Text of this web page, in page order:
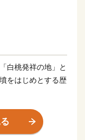
白桃発祥の地」と
をはじめとする歴
なぎ、すべての
暮らせるまちを創